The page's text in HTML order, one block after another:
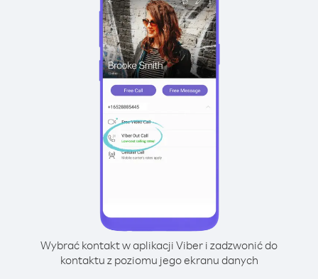
Wybrać kontakt w aplikacji Viber i zadzwonić do
kontaktu z poziomu jego ekranu danych